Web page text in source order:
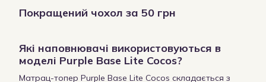
Покращений чохол за 50 грн
Які наповнювачі використовуються в
моделі Purple Base Lite Cocos?
Матрац-топер Purple Base Lite Cocos складається з